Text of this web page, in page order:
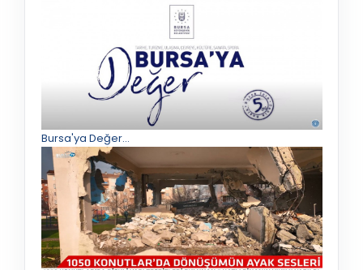
Bursa'ya Değer...